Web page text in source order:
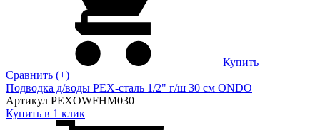
Купить
Сравнить (+)
Подводка д/воды PEX-сталь 1/2" г/ш 30 cм ONDO
Артикул PEXOWFHM030
Купить в 1 клик